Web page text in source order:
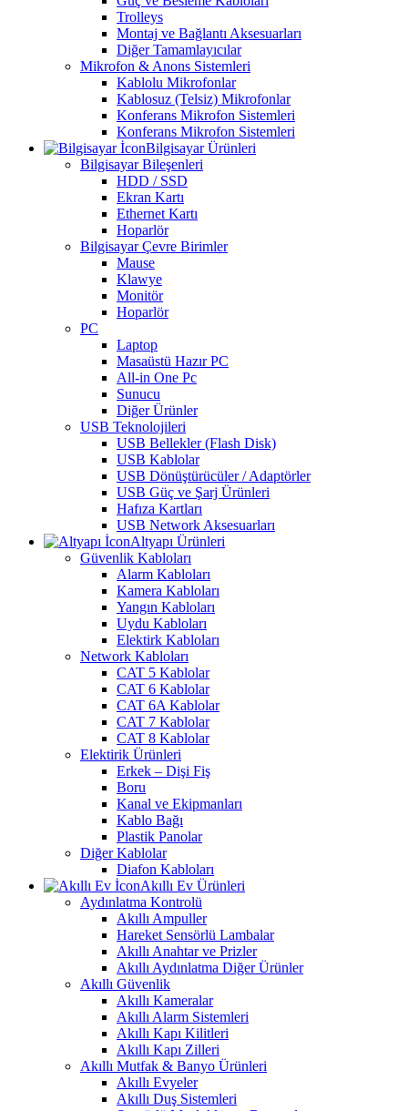
Trolleys
Montaj ve Bağlantı Aksesuarları
Diğer Tamamlayıcılar
Mikrofon & Anons Sistemleri
Kablolu Mikrofonlar
Kablosuz (Telsiz) Mikrofonlar
Konferans Mikrofon Sistemleri
Konferans Mikrofon Sistemleri
Bilgisayar Ürünleri
Bilgisayar Bileşenleri
HDD / SSD
Ekran Kartı
Ethernet Kartı
Hoparlör
Bilgisayar Çevre Birimler
Mause
Klawye
Monitör
Hoparlör
PC
Laptop
Masaüstü Hazır PC
All-in One Pc
Sunucu
Diğer Ürünler
USB Teknolojileri
USB Bellekler (Flash Disk)
USB Kablolar
USB Dönüştürücüler / Adaptörler
USB Güç ve Şarj Ürünleri
Hafıza Kartları
USB Network Aksesuarları
Altyapı Ürünleri
Güvenlik Kabloları
Alarm Kabloları
Kamera Kabloları
Yangın Kabloları
Uydu Kabloları
Elektirk Kabloları
Network Kabloları
CAT 5 Kablolar
CAT 6 Kablolar
CAT 6A Kablolar
CAT 7 Kablolar
CAT 8 Kablolar
Elektirik Ürünleri
Erkek – Dişi Fiş
Boru
Kanal ve Ekipmanları
Kablo Bağı
Plastik Panolar
Diğer Kablolar
Diafon Kabloları
Akıllı Ev Ürünleri
Aydınlatma Kontrolü
Akıllı Ampuller
Hareket Sensörlü Lambalar
Akıllı Anahtar ve Prizler
Akıllı Aydınlatma Diğer Ürünler
Akıllı Güvenlik
Akıllı Kameralar
Akıllı Alarm Sistemleri
Akıllı Kapı Kilitleri
Akıllı Kapı Zilleri
Akıllı Mutfak & Banyo Ürünleri
Akıllı Evyeler
Akıllı Duş Sistemleri